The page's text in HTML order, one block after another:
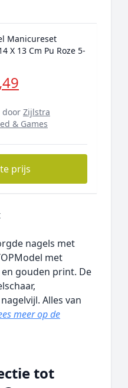
Manicureset
X 13 Cm Pu Roze 5-
door Zijlstra
& Games
prijs
nagels met
met
gouden print. De
Alles van
meer op de
tot